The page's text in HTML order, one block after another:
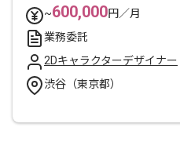
~600,000円／月
業務委託
2Dキャラクターデザイナー
渋谷（東京都）